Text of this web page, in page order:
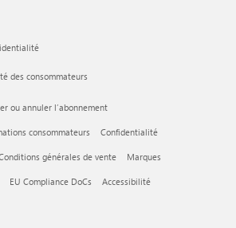
des consommateurs
ou annuler l’abonnement
consommateurs Confidentialité
générales de vente Marques
EU Compliance DoCs Accessibilité